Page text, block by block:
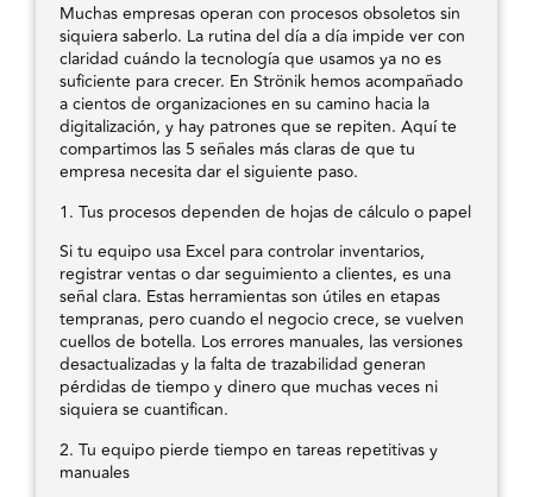
Muchas empresas operan con procesos obsoletos sin
siquiera saberlo. La rutina del día a día impide ver con
claridad cuándo la tecnología que usamos ya no es
suficiente para crecer. En Strönik hemos acompañado
a cientos de organizaciones en su camino hacia la
digitalización, y hay patrones que se repiten. Aquí te
compartimos las 5 señales más claras de que tu
empresa necesita dar el siguiente paso.
1. Tus procesos dependen de hojas de cálculo o papel
Si tu equipo usa Excel para controlar inventarios,
registrar ventas o dar seguimiento a clientes, es una
señal clara. Estas herramientas son útiles en etapas
tempranas, pero cuando el negocio crece, se vuelven
cuellos de botella. Los errores manuales, las versiones
desactualizadas y la falta de trazabilidad generan
pérdidas de tiempo y dinero que muchas veces ni
siquiera se cuantifican.
2. Tu equipo pierde tiempo en tareas repetitivas y
manuales